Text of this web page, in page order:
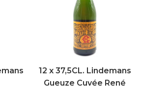
12 x 37,5CL. Lindemans
Gueuze Cuvée René